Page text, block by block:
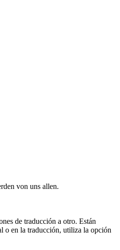
von uns allen.
de traducción a otro. Están
o en la traducción, utiliza la opción